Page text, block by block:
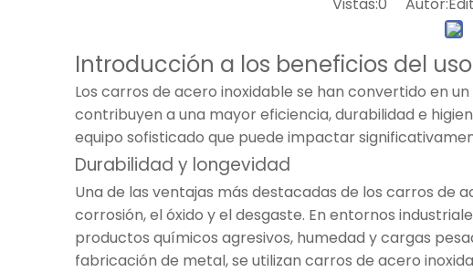
Introducción a los beneficios del
Los carros de acero inoxidable se han convertido en
contribuyen a una mayor eficiencia, durabilidad e
equipo sofisticado que puede impactar
Durabilidad y longevidad
Una de las ventajas más destacadas de los carros de
corrosión, el óxido y el desgaste. En entornos
productos químicos agresivos, humedad y cargas
fabricación de metal, se utilizan carros de acero